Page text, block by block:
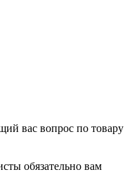
вас вопрос по товару
обязательно вам